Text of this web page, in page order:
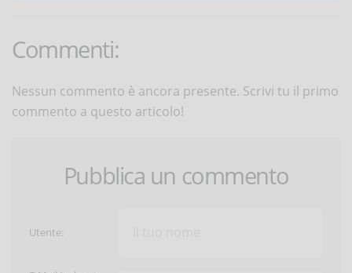
Commenti:
Nessun commento è ancora presente. Scrivi tu il primo
commento a questo articolo!
Pubblica un commento
Utente: